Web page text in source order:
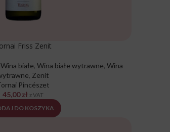
Friss Zenit
Wina białe, Wina białe wytrawne, Wina
, Zenit
Pincészet
45,00zł z VAT
DO KOSZYKA